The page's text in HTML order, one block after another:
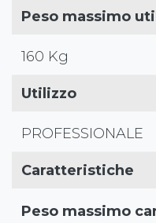
Peso massimo
160 Kg
Utilizzo
PROFESSIONALE
Caratteristiche
Peso massimo